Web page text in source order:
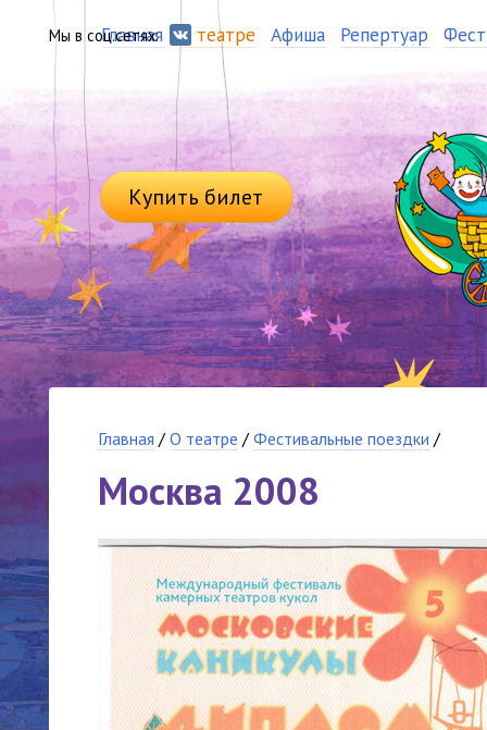
Мы в соц.сетях:
Главная О театре Афиша Репертуар
Купить билет
Главная / О театре / Фестивальные поездки /
Москва 2008